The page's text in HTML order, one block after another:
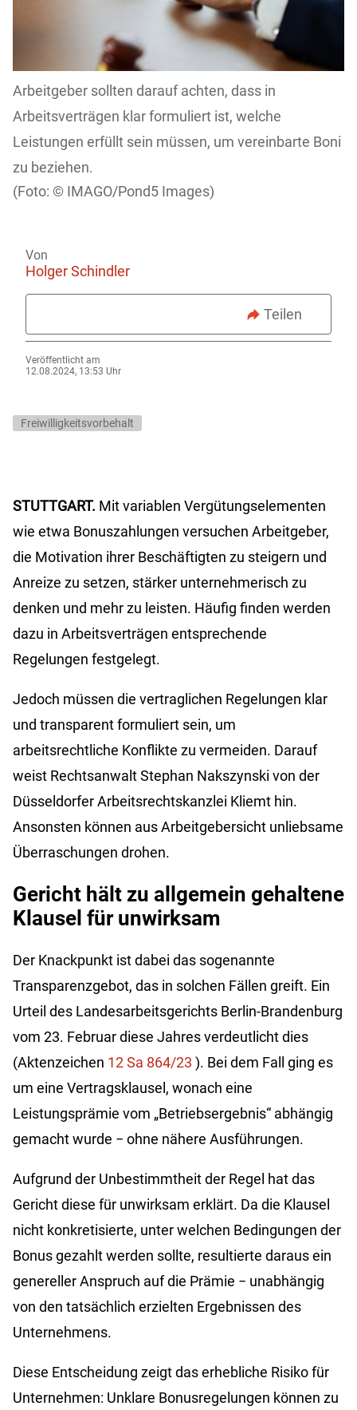
Arbeitgeber sollten darauf achten, dass in
Arbeitsverträgen klar formuliert ist, welche
Leistungen erfüllt sein müssen, um vereinbarte Boni
zu beziehen.
IMAGO/Pond5 Images)
Von
Holger Schindler
Teilen
Veröffentlicht am
12.08.2024, 13:53 Uhr
Freiwilligkeitsvorbehalt
STUTTGART. Mit variablen Vergütungselementen
wie etwa Bonuszahlungen versuchen Arbeitgeber,
die Motivation ihrer Beschäftigten zu steigern und
Anreize zu setzen, stärker unternehmerisch zu
denken und mehr zu leisten. Häufig finden werden
dazu in Arbeitsverträgen entsprechende
Regelungen festgelegt.
Jedoch müssen die vertraglichen Regelungen klar
und transparent formuliert sein, um
arbeitsrechtliche Konflikte zu vermeiden. Darauf
weist Rechtsanwalt Stephan Nakszynski von der
Düsseldorfer Arbeitsrechtskanzlei Kliemt hin.
Ansonsten können aus Arbeitgebersicht unliebsame
Überraschungen drohen.
Gericht hält zu allgemein gehaltene
Klausel für unwirksam
Der Knackpunkt ist dabei das sogenannte
Transparenzgebot, das in solchen Fällen greift. Ein
Urteil des Landesarbeitsgerichts Berlin-Brandenburg
vom 23. Februar diese Jahres verdeutlicht dies
(Aktenzeichen 12 Sa 864/23 ). Bei dem Fall ging es
um eine Vertragsklausel, wonach eine
Leistungsprämie vom „Betriebsergebnis“ abhängig
gemacht wurde − ohne nähere Ausführungen.
Aufgrund der Unbestimmtheit der Regel hat das
Gericht diese für unwirksam erklärt. Da die Klausel
nicht konkretisierte, unter welchen Bedingungen der
Bonus gezahlt werden sollte, resultierte daraus ein
genereller Anspruch auf die Prämie − unabhängig
von den tatsächlich erzielten Ergebnissen des
Unternehmens.
Diese Entscheidung zeigt das erhebliche Risiko für
Unternehmen: Unklare Bonusregelungen können zu